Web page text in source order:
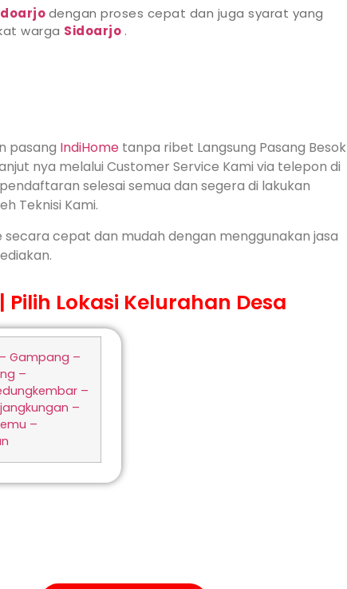
dengan proses cepat dan juga syarat yang
warga Sidoarjo .
pasang IndiHome tanpa ribet Langsung Pasang Besok
nya melalui Customer Service Kami via telepon di
selesai semua dan segera di lakukan
Teknisi Kami.
cepat dan mudah dengan menggunakan jasa
Lokasi Kelurahan Desa
Gampang –
–
–
–
–